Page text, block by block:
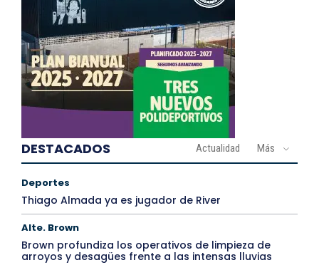
DESTACADOS Actualidad Más
Deportes
Thiago Almada ya es jugador de River
Alte. Brown
Brown profundiza los operativos de limpieza de
arroyos y desagües frente a las intensas lluvias